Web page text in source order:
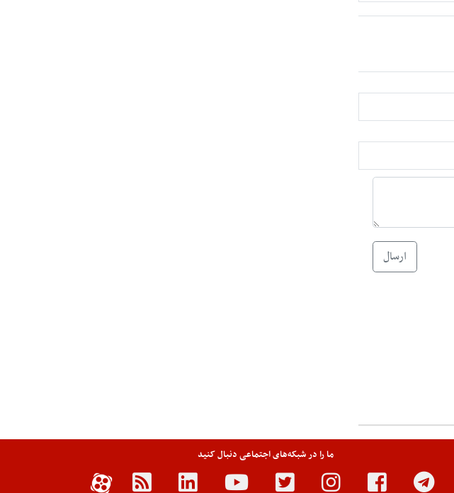
ارسال
ما را در شبکه‌های اجتماعی دنبال کنید